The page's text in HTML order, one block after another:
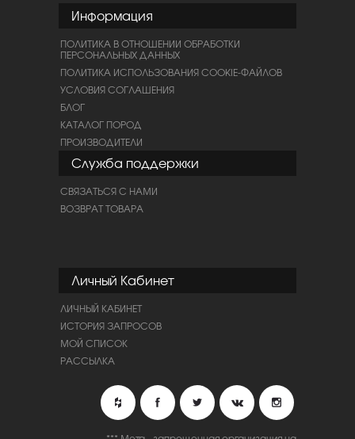
Информация
ПОЛИТИКА В ОТНОШЕНИИ ОБРАБОТКИ
ПЕРСОНАЛЬНЫХ ДАННЫХ
ПОЛИТИКА ИСПОЛЬЗОВАНИЯ COOKIE-ФАЙЛОВ
УСЛОВИЯ СОГЛАШЕНИЯ
БЛОГ
КАТАЛОГ ПОРОД
ПРОИЗВОДИТЕЛИ
Служба поддержки
СВЯЗАТЬСЯ С НАМИ
ВОЗВРАТ ТОВАРА
Личный Кабинет
ЛИЧНЫЙ КАБИНЕТ
ИСТОРИЯ ЗАПРОСОВ
МОЙ СПИСОК
РАССЫЛКА